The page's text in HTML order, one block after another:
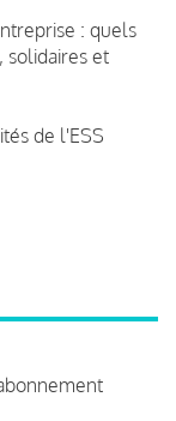
: quels
solidaires et
de l'ESS